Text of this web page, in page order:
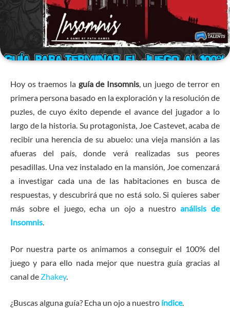
Hoy os traemos la guía de Insomnis, un juego de terror en
primera persona basado en la exploración y la resolución de
puzles, de cuyo éxito depende el avance del jugador a lo
largo de la historia. Su protagonista, Joe Castevet, acaba de
recibir una herencia de su abuelo: una vieja mansión a las
afueras del país, donde verá realizadas sus peores
pesadillas. Una vez instalado en la mansión, Joe comenzará
a investigar cada una de las habitaciones en busca de
respuestas, y descubrirá que no está solo. Si quieres saber
más sobre el juego, echa un ojo a nuestroanálisis de
Insomnis.
Por nuestra parte os animamos a conseguir el 100% del
juego y para ello nada mejor que nuestra guía gracias al
canal de Zhakey.
¿Buscas alguna guía? Echa un ojo a nuestro índice.